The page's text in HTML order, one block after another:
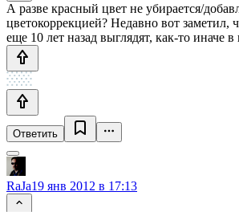
А разве красный цвет не убирается/
цветокоррекцией? Недавно вот заметил,
еще 10 лет назад выглядят, как-то иначе
Ответить
RaJa19 янв 2012 в 17:13